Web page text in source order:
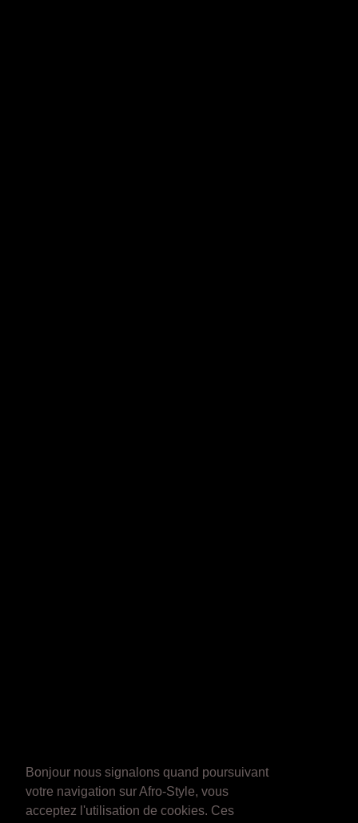
Bonjour nous signalons quand poursuivant
votre navigation sur Afro-Style, vous
acceptez l'utilisation de cookies. Ces